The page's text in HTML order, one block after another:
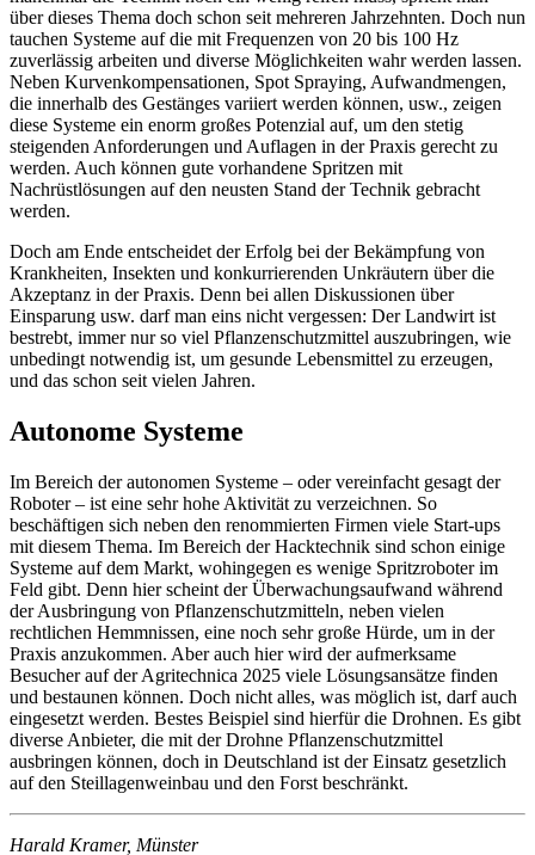
über dieses Thema doch schon seit mehreren Jahrzehnten. Doch nun
tauchen Systeme auf die mit Frequenzen von 20 bis 100 Hz
zuverlässig arbeiten und diverse Möglichkeiten wahr werden lassen.
Neben Kurvenkompensationen, Spot Spraying, Aufwandmengen,
die innerhalb des Gestänges variiert werden können, usw., zeigen
diese Systeme ein enorm großes Potenzial auf, um den stetig
steigenden Anforderungen und Auflagen in der Praxis gerecht zu
werden. Auch können gute vorhandene Spritzen mit
Nachrüstlösungen auf den neusten Stand der Technik gebracht
werden.
Doch am Ende entscheidet der Erfolg bei der Bekämpfung von
Krankheiten, Insekten und konkurrierenden Unkräutern über die
Akzeptanz in der Praxis. Denn bei allen Diskussionen über
Einsparung usw. darf man eins nicht vergessen: Der Landwirt ist
bestrebt, immer nur so viel Pflanzenschutzmittel auszubringen, wie
unbedingt notwendig ist, um gesunde Lebensmittel zu erzeugen,
und das schon seit vielen Jahren.
Autonome Systeme
Im Bereich der autonomen Systeme – oder vereinfacht gesagt der
Roboter – ist eine sehr hohe Aktivität zu verzeichnen. So
beschäftigen sich neben den renommierten Firmen viele Start-ups
mit diesem Thema. Im Bereich der Hacktechnik sind schon einige
Systeme auf dem Markt, wohingegen es wenige Spritzroboter im
Feld gibt. Denn hier scheint der Überwachungsaufwand während
der Ausbringung von Pflanzenschutzmitteln, neben vielen
rechtlichen Hemmnissen, eine noch sehr große Hürde, um in der
Praxis anzukommen. Aber auch hier wird der aufmerksame
Besucher auf der Agritechnica 2025 viele Lösungsansätze finden
und bestaunen können. Doch nicht alles, was möglich ist, darf auch
eingesetzt werden. Bestes Beispiel sind hierfür die Drohnen. Es gibt
diverse Anbieter, die mit der Drohne Pflanzenschutzmittel
ausbringen können, doch in Deutschland ist der Einsatz gesetzlich
auf den Steillagenweinbau und den Forst beschränkt.
Harald Kramer, Münster